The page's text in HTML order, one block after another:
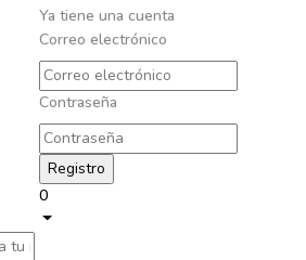
Ya tiene una cuenta
Correo electrónico
Contraseña
0